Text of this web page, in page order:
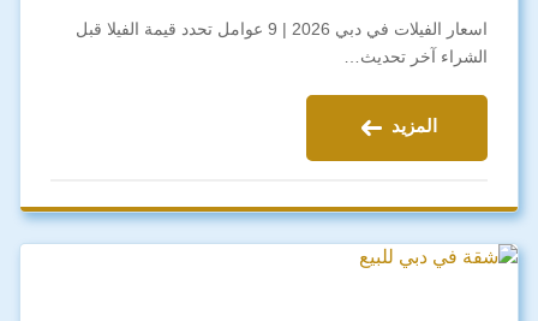
اسعار الفيلات في دبي 2026 | 9 عوامل تحدد قيمة الفيلا قبل
الشراء آخر تحديث…
المزيد